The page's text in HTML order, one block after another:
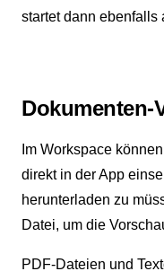
startet dann ebenfalls
Dokumenten-
Im Workspace
direkt in der App
herunterladen zu
Datei, um die
PDF-Dateien und